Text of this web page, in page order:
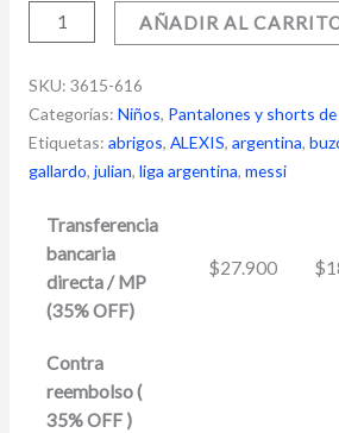
AÑADIR AL
SKU: 3615-616
Categorías: Niños, Pantalones y shorts
Etiquetas: abrigos, ALEXIS, argentina,
gallardo, julian, liga argentina, messi
Transferencia
bancaria
directa / MP
(35% OFF)
$27.900 $
Contra
reembolso (
35% OFF )